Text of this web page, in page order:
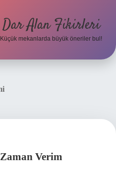
Dar Alan Fikirleri
Küçük mekanlarda büyük öneriler bul!
Zaman Verim